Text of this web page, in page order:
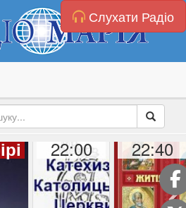
Слухати Радіо
22:00 22:40